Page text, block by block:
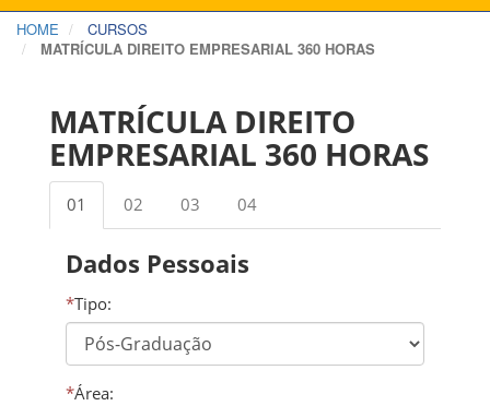
HOME
CURSOS
MATRÍCULA DIREITO EMPRESARIAL 360 HORAS
MATRÍCULA DIREITO
EMPRESARIAL 360 HORAS
01 02 03 04
Dados Pessoais
*Tipo:
*Área: